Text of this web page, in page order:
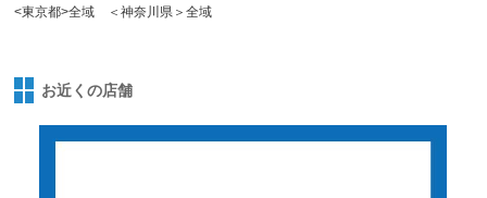
<東京都>全域 ＜神奈川県＞全域
お近くの店舗